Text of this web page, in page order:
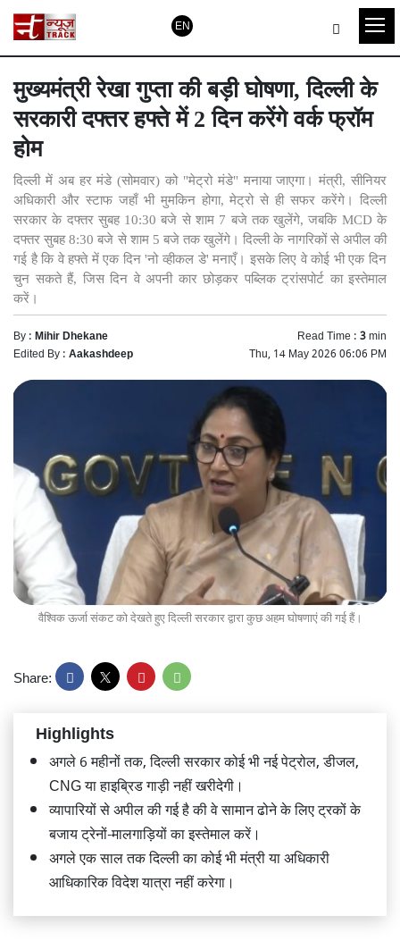
EN
मुख्यमंत्री रेखा गुप्ता की बड़ी घोषणा, दिल्ली के
सरकारी दफ्तर हफ्ते में 2 दिन करेंगे वर्क फ्रॉम
होम
दिल्ली में अब हर मंडे (सोमवार) को "मेट्रो मंडे" मनाया जाएगा। मंत्री, सीनियर
अधिकारी और स्टाफ जहाँ भी मुमकिन होगा, मेट्रो से ही सफर करेंगे। दिल्ली
सरकार के दफ्तर सुबह 10:30 बजे से शाम 7 बजे तक खुलेंगे, जबकि MCD के
दफ्तर सुबह 8:30 बजे से शाम 5 बजे तक खुलेंगे। दिल्ली के नागरिकों से अपील की
गई है कि वे हफ्ते में एक दिन 'नो व्हीकल डे' मनाएँ। इसके लिए वे कोई भी एक दिन
चुन सकते हैं, जिस दिन वे अपनी कार छोड़कर पब्लिक ट्रांसपोर्ट का इस्तेमाल
करें।
By :Mihir Dhekane Read Time :3min
Edited By :Aakashdeep Thu, 14 May 2026 06:06 PM
वैश्विक ऊर्जा संकट को देखते हुए दिल्ली सरकार द्वारा कुछ अहम घोषणाएं की गई हैं।
Share:
Highlights
अगले 6 महीनों तक, दिल्ली सरकार कोई भी नई पेट्रोल, डीजल,
CNG या हाइब्रिड गाड़ी नहीं खरीदेगी।
व्यापारियों से अपील की गई है की वे सामान ढोने के लिए ट्रकों के
बजाय ट्रेनों-मालगाड़ियों का इस्तेमाल करें।
अगले एक साल तक दिल्ली का कोई भी मंत्री या अधिकारी
आधिकारिक विदेश यात्रा नहीं करेगा।